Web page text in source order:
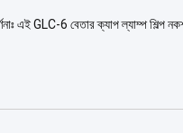
এই GLC-6 বেতার ক্যাপ ল্যাম্প শিল্প